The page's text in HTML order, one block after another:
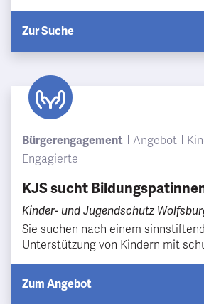
Kinder/Jugendliche auf ihrem
Es gibt ga…
Zur Suche
Bürgerengagement Angebot
Engagierte
KJS sucht
Kinder- und Jugendschutz
Sie suchen nach einem
Unterstützung von Kindern mit
Schwierigkeiten mit langfristiger
sind S…
Zum Angebot